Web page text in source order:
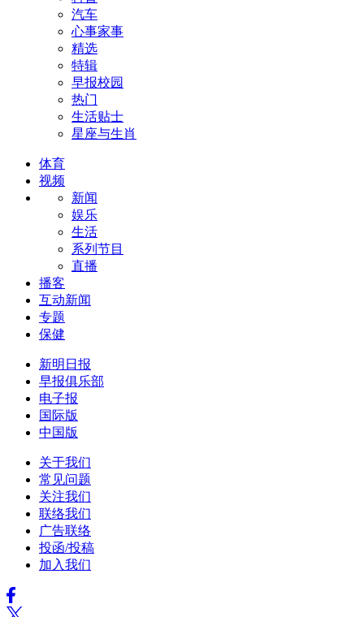
汽车
心事家事
精选
特辑
早报校园
热门
生活贴士
星座与生肖
体育
视频
新闻
娱乐
生活
系列节目
直播
播客
互动新闻
专题
保健
新明日报
早报俱乐部
电子报
国际版
中国版
关于我们
常见问题
关注我们
联络我们
广告联络
投函/投稿
加入我们